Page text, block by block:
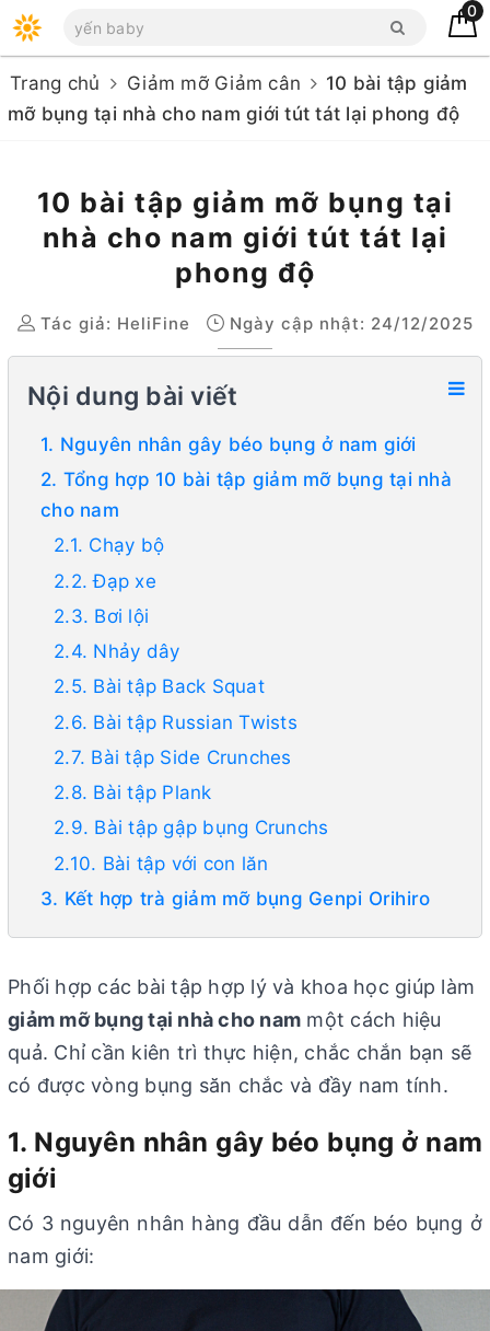
0
Trang chủ Giảm mỡ Giảm cân
10 bài tập giảm
mỡ bụng tại nhà cho nam giới tút tát lại phong độ
10 bài tập giảm mỡ bụng tại
nhà cho nam giới tút tát lại
phong độ
Tác giả: HeliFine Ngày cập nhật: 24/12/2025
Nội dung bài viết
1. Nguyên nhân gây béo bụng ở nam giới
2. Tổng hợp 10 bài tập giảm mỡ bụng tại nhà
cho nam
2.1. Chạy bộ
2.2. Đạp xe
2.3. Bơi lội
2.4. Nhảy dây
2.5. Bài tập Back Squat
2.6. Bài tập Russian Twists
2.7. Bài tập Side Crunches
2.8. Bài tập Plank
2.9. Bài tập gập bụng Crunchs
2.10. Bài tập với con lăn
3. Kết hợp trà giảm mỡ bụng Genpi Orihiro
Phối hợp các bài tập hợp lý và khoa học giúp làm
giảm mỡ bụng tại nhà cho nam một cách hiệu
quả. Chỉ cần kiên trì thực hiện, chắc chắn bạn sẽ
có được vòng bụng săn chắc và đầy nam tính.
1. Nguyên nhân gây béo bụng ở nam
giới
Có 3 nguyên nhân hàng đầu dẫn đến béo bụng ở
nam giới: